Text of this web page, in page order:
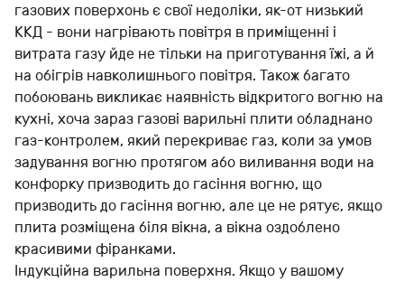
газових поверхонь є свої недоліки, як-от низький
ККД - вони нагрівають повітря в приміщенні і
витрата газу йде не тільки на приготування їжі, а й
на обігрів навколишнього повітря. Також багато
побоювань викликає наявність відкритого вогню на
кухні, хоча зараз газові варильні плити обладнано
газ-контролем, який перекриває газ, коли за умов
задування вогню протягом або виливання води на
конфорку призводить до гасіння вогню, що
призводить до гасіння вогню, але це не рятує, якщо
плита розміщена біля вікна, а вікна оздоблено
красивими фіранками.
Індукційна варильна поверхня. Якщо у вашому